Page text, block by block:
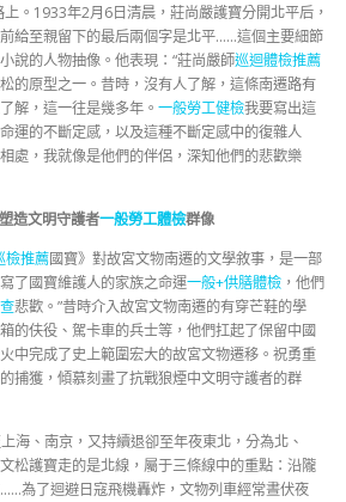
。1933年2月6日清晨，莊尚嚴護寶分開北平后，
給至親留下的最后兩個字是北平……這個主要細節
說的人物抽像。他表現：“莊尚嚴師巡迴體檢推薦
的原型之一。昔時，沒有人了解，這條南遷路有
解，這一往是幾多年。 一般勞工健檢我要寫出這
運的不斷定感，以及這種不斷定感中的復雜人
處，我就像是他們的伴侶，深知他們的悲歡樂
造文明守護者一般勞工體檢群像
檢推薦國寶》對故宮文物南遷的文學敘事，是一部
了國寶維護人的家族之命運一般+供膳體檢 ，他們
悲歡。”昔時介入故宮文物南遷的有穿芒鞋的學
的伕役、駕卡車的兵士等，他們扛起了保留中國
中完成了史上範圍宏大的故宮文物遷移。祝勇重
捕獲，傾慕刻畫了抗戰狼煙中文明守護者的群
海、南京，又持續退卻至年夜東北，分為北、
松護寶走的是北線，屬于三條線中的重點：沿隴
為了迴避日寇飛機轟炸，文物列車經常晝伏夜